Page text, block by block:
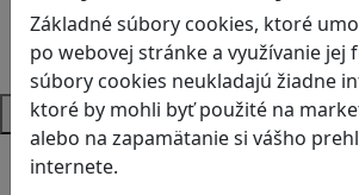
Základné súbory cookies, ktoré
po webovej stránke a využívanie jej
súbory cookies neukladajú žiadne
ktoré by mohli byť použité na
alebo na zapamätanie si vášho
internete.
Strategické myslenie
Zdravie a pohyb
Platformy
Android